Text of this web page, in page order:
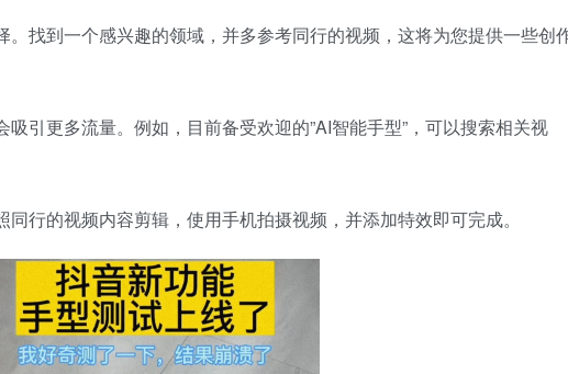
找到一个感兴趣的领域，并多参考同行的视频，这将为您提供一些创
引更多流量。例如，目前备受欢迎的”AI智能手型”，可以搜索相关视
行的视频内容剪辑，使用手机拍摄视频，并添加特效即可完成。